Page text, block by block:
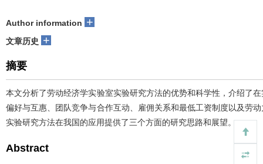
Author information +
文章历史 +
摘要
本文分析了劳动经济学实验室实验研究方法的优势和科学性，介绍了
偏好与互惠、团队竞争与合作互动、雇佣关系和最低工资制度以及劳
实验研究方法在我国的应用提供了三个方面的研究思路和展望。
Abstract